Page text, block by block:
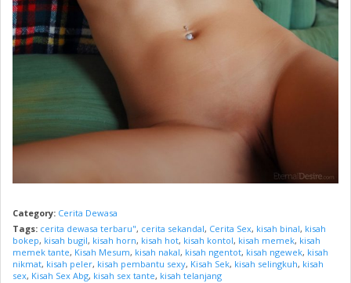
Category: Cerita Dewasa
Tags: cerita dewasa terbaru", cerita sekandal, Cerita Sex, kisah binal, kisah
bokep, kisah bugil, kisah horn, kisah hot, kisah kontol, kisah memek, kisah
memek tante, Kisah Mesum, kisah nakal, kisah ngentot, kisah ngewek, kisah
nikmat, kisah peler, kisah pembantu sexy, Kisah Sek, kisah selingkuh, kisah
sex, Kisah Sex Abg, kisah sex tante, kisah telanjang